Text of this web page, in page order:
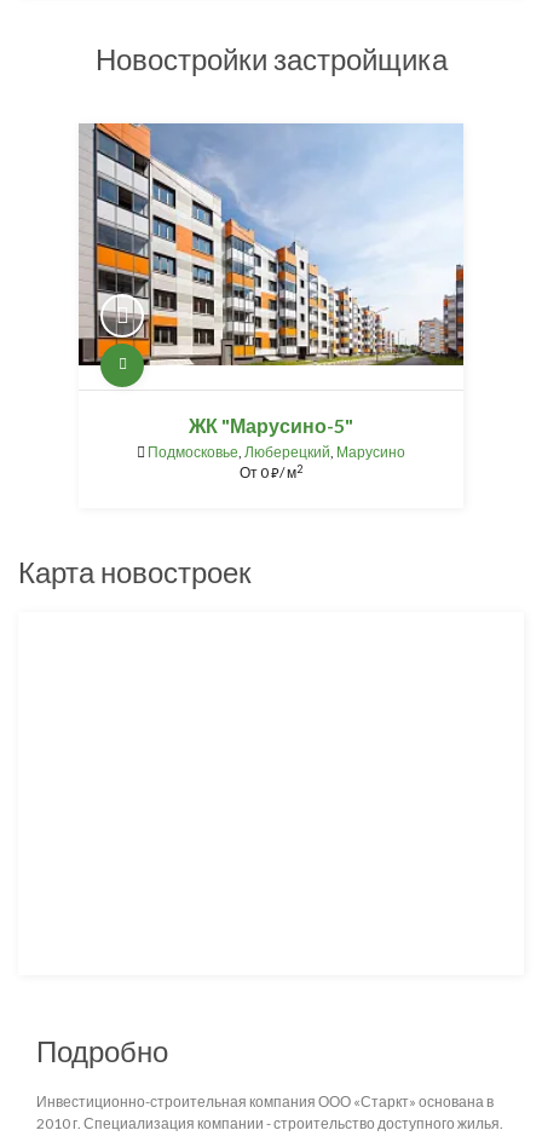
Новостройки застройщика
ЖК "Марусино-5"
Подмосковье, Люберецкий, Марусино
От0⃏/ м2
Карта новостроек
Подробно
Инвестиционно-строительная компания ООО «Старкт» основана в
2010 г. Специализация компании - строительство доступного жилья.